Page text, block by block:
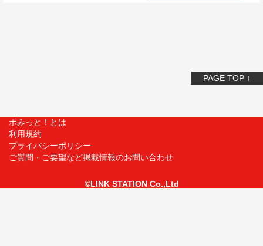
PAGE TOP ↑
ポみっと！とは
利用規約
プライバシーポリシー
ご質問・ご要望など掲載情報のお問い合わせ
©LINK STATION Co.,Ltd